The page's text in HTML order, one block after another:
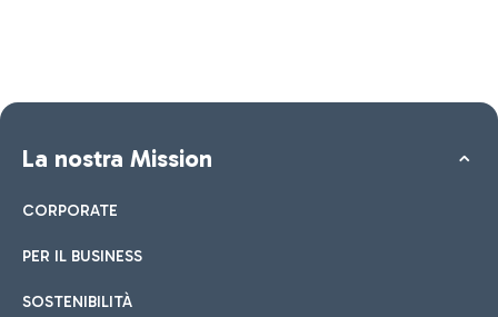
La nostra Mission
CORPORATE
PER IL BUSINESS
SOSTENIBILITÀ